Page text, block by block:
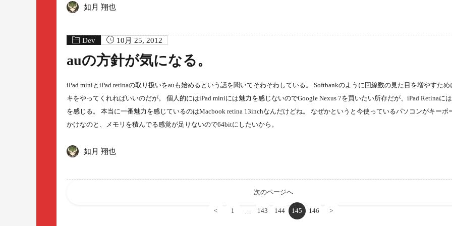
如月 翔也
Dev 10月 25, 2012
auの方針が気になる。
iPad miniとiPad retinaの取り扱いをauも始めるという話を聞いてそわそわしている。 Softbankのように回線数の見た目を増やすため
キをやってくれればいいのだが。 個人的にはiPad miniには魅力を感じないのでGoogle Nexus 7を買いたい所存だが、iPad Retinaに
を感じる。 本当に一番魅力を感じているのはMacbook retina 13inchなんだけどね。 なぜかというと今使っているパソコンがキーボ
かけなのと、メモリを積んでる感覚が足りないので64bitにしたいから。
如月 翔也
次のページへ
< 1 143 144 145 146 >